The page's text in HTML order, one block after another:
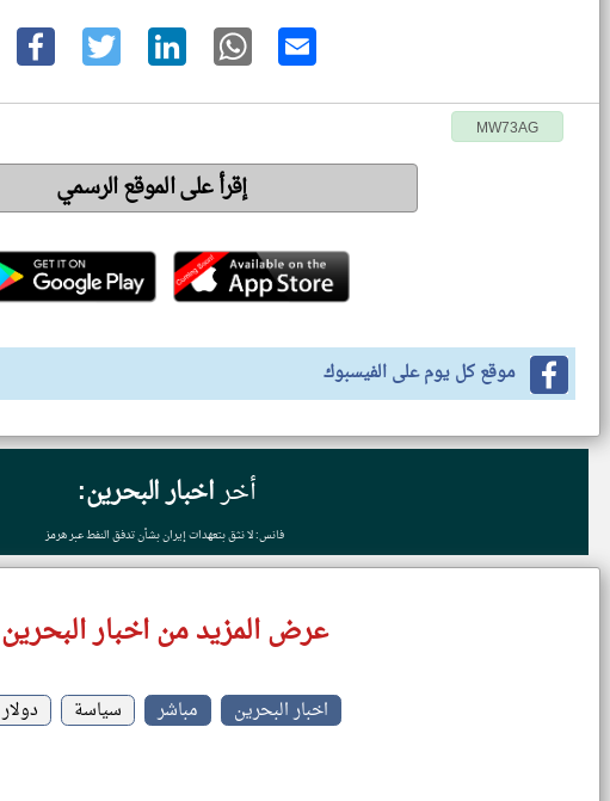
MW73AG
إقرأ على الموقع الرسمي
موقع كل يوم على الفيسبوك
أخراخبار البحرين:
فانس: لا نثق بتعهدات إيران بشأن تدفق النفط عبر هرمز
عرض المزيد من اخبار البحرين
اخبار البحرين مباشر سياسة دولار